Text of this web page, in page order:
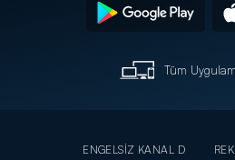
Tüm
ENGELSİZ KANAL D